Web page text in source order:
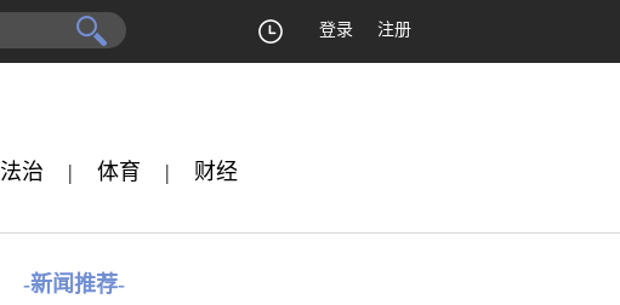
登录 注册
法治 | 体育 | 财经
-新闻推荐-